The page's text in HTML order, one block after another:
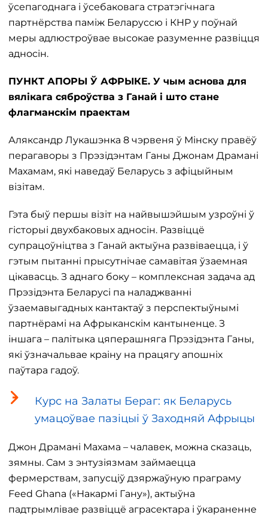
ўсепагоднага і ўсебаковага стратэгічнага
партнёрства паміж Беларуссю і КНР у поўнай
меры адлюстроўвае высокае разуменне развіцця
адносін.
ПУНКТ АПОРЫ Ў АФРЫКЕ. У чым аснова для
вялікага сяброўства з Ганай і што стане
флагманскім праектам
Аляксандр Лукашэнка 8 чэрвеня ў Мінску правёў
перагаворы з Прэзідэнтам Ганы Джонам Драмані
Махамам, які наведаў Беларусь з афіцыйным
візітам.
Гэта быў першы візіт на найвышэйшым узроўні ў
гісторыі двухбаковых адносін. Развіццё
супрацоўніцтва з Ганай актыўна развіваецца, і ў
гэтым пытанні прысутнічае самавітая ўзаемная
цікавасць. З аднаго боку – комплексная задача ад
Прэзідэнта Беларусі па наладжванні
ўзаемавыгадных кантактаў з перспектыўнымі
партнёрамі на Афрыканскім кантыненце. З
іншага – палітыка цяперашняга Прэзідэнта Ганы,
які ўзначальвае краіну на працягу апошніх
паўтара гадоў.
Курс на Залаты Бераг: як Беларусь
умацоўвае пазіцыі ў Заходняй Афрыцы
Джон Драмані Махама – чалавек, можна сказаць,
зямны. Сам з энтузіязмам займаецца
фермерствам, запусціў дзяржаўную праграму
Feed Ghana («Накармі Гану»), актыўна
падтрымлівае развіццё аграсектара і ўкараненне